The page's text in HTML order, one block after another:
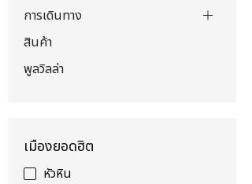
การเดินทาง
สินค้า
พูลวิลล่า
เมืองยอดฮิต
หัวหิน